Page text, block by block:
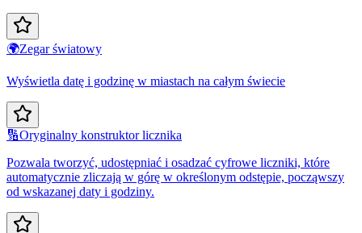
🌍Zegar światowy
Wyświetla datę i godzinę w miastach na całym świecie
🔢Oryginalny konstruktor licznika
Pozwala tworzyć, udostępniać i osadzać cyfrowe liczniki, które
automatycznie zliczają w górę w określonym odstępie, począwszy
od wskazanej daty i godziny.